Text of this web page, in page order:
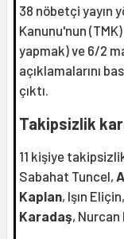
38 nöbetçi yayın
Kanunu'nun
yapmak) ve 6/2
açıklamalarını
çıktı.
Takipsizlik
11 kişiye
Sabahat Tuncel,
Kaplan, Işın Eliçin,
Karadaş, Nurcan